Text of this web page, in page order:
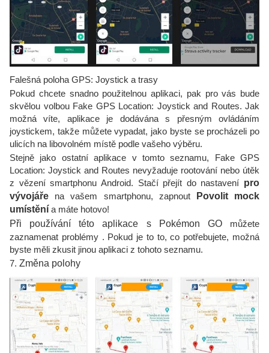
Falešná poloha GPS: Joystick a trasy
Pokud chcete snadno použitelnou aplikaci, pak pro vás bude
skvělou volbou Fake GPS Location: Joystick and Routes. Jak
možná víte, aplikace je dodávána s přesným ovládáním
joystickem, takže můžete vypadat, jako byste se procházeli po
ulicích na libovolném místě podle vašeho výběru.
Stejně jako ostatní aplikace v tomto seznamu, Fake GPS
Location: Joystick and Routes nevyžaduje rootování nebo útěk
z vězení smartphonu Android. Stačí přejít do nastavení pro
vývojáře na vašem smartphonu, zapnout
Povolit mock
umístění a máte hotovo!
Při používání této aplikace s Pokémon GOmůžete
zaznamenat problémy . Pokud je to to, co potřebujete, možná
byste měli zkusit jinou aplikaci z tohoto seznamu.
7. Změna polohy